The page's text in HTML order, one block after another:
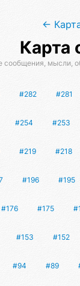
←
Карта
мысли,
#282 #281
#254 #253
#219 #218
#196 #195
#176 #175
#153 #152
#94 #89